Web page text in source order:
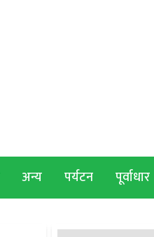
अन्य पर्यटन पूर्वाधार